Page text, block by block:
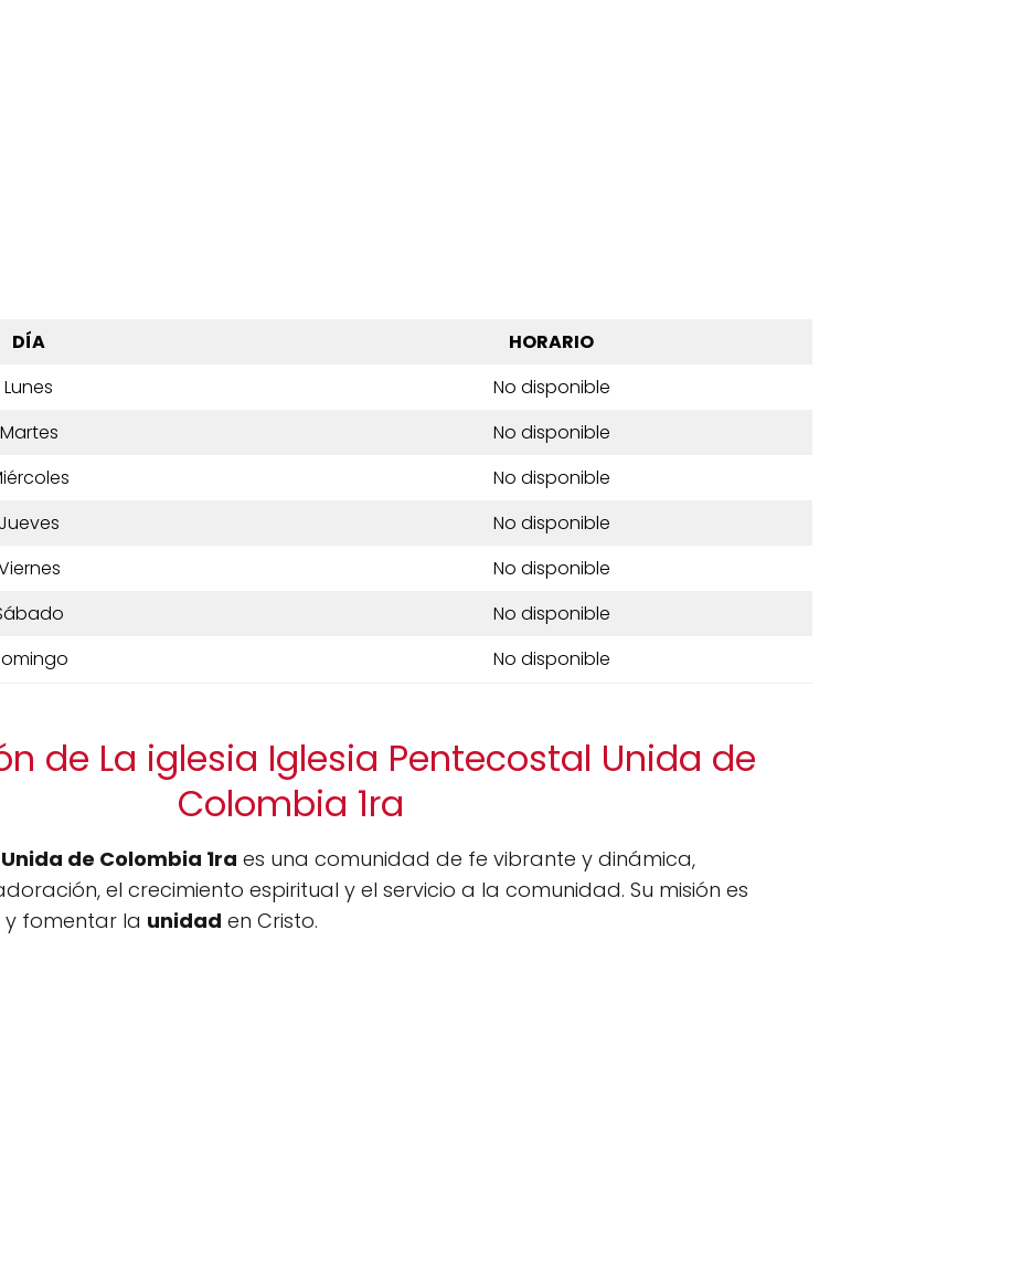
DÍA
HORARIO
Lunes
No disponible
Martes
No disponible
No disponible
Jueves
No disponible
No disponible
No disponible
No disponible
de La iglesia Iglesia Pentecostal Unida de
Colombia 1ra
de Colombia 1ra es una comunidad de fe vibrante y dinámica,
el crecimiento espiritual y el servicio a la comunidad. Su misión es
y fomentar la unidad en Cristo.